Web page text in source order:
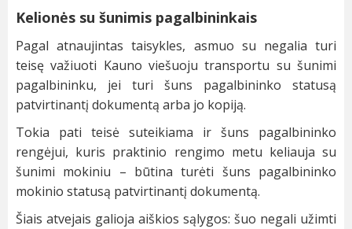
Kelionės su šunimis pagalbininkais
Pagal atnaujintas taisykles, asmuo su negalia turi
teisę važiuoti Kauno viešuoju transportu su šunimi
pagalbininku, jei turi šuns pagalbininko statusą
patvirtinantį dokumentą arba jo kopiją.
Tokia pati teisė suteikiama ir šuns pagalbininko
rengėjui, kuris praktinio rengimo metu keliauja su
šunimi mokiniu – būtina turėti šuns pagalbininko
mokinio statusą patvirtinantį dokumentą.
Šiais atvejais galioja aiškios sąlygos: šuo negali užimti